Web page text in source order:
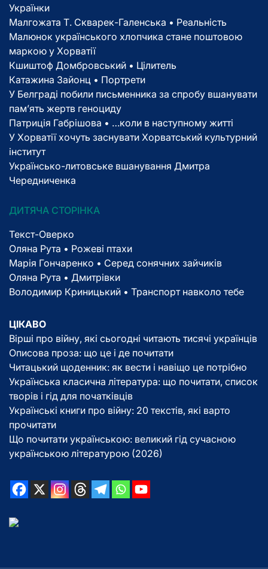
Українки
Малгожата Т. Скварек-Галенська • Реальність
Малюнок українського хлопчика стане поштовою
маркою у Хорватії
Кшиштоф Домбровський • Цілитель
Катажина Зайонц • Портрети
У Белграді побили письменника за спробу вшанувати
пам’ять жертв геноциду
Патриція Габрішова • …коли в наступному житті
У Хорватії хочуть заснувати Хорватський культурний
інститут
Українсько-литовське вшанування Дмитра
Чередниченка
ДИТЯЧА СТОРІНКА
Текст-Оверко
Оляна Рута • Рожеві птахи
Марія Гончаренко • Серед сонячних зайчиків
Оляна Рута • Дмитрівки
Володимир Криницький • Транспорт навколо тебе
ЦІКАВО
Вірші про війну, які сьогодні читають тисячі українців
Описова проза: що це і де почитати
Читацький щоденник: як вести і навіщо це потрібно
Українська класична література: що почитати, список
творів і гід для початківців
Українські книги про війну: 20 текстів, які варто
прочитати
Що почитати українською: великий гід сучасною
українською літературою (2026)